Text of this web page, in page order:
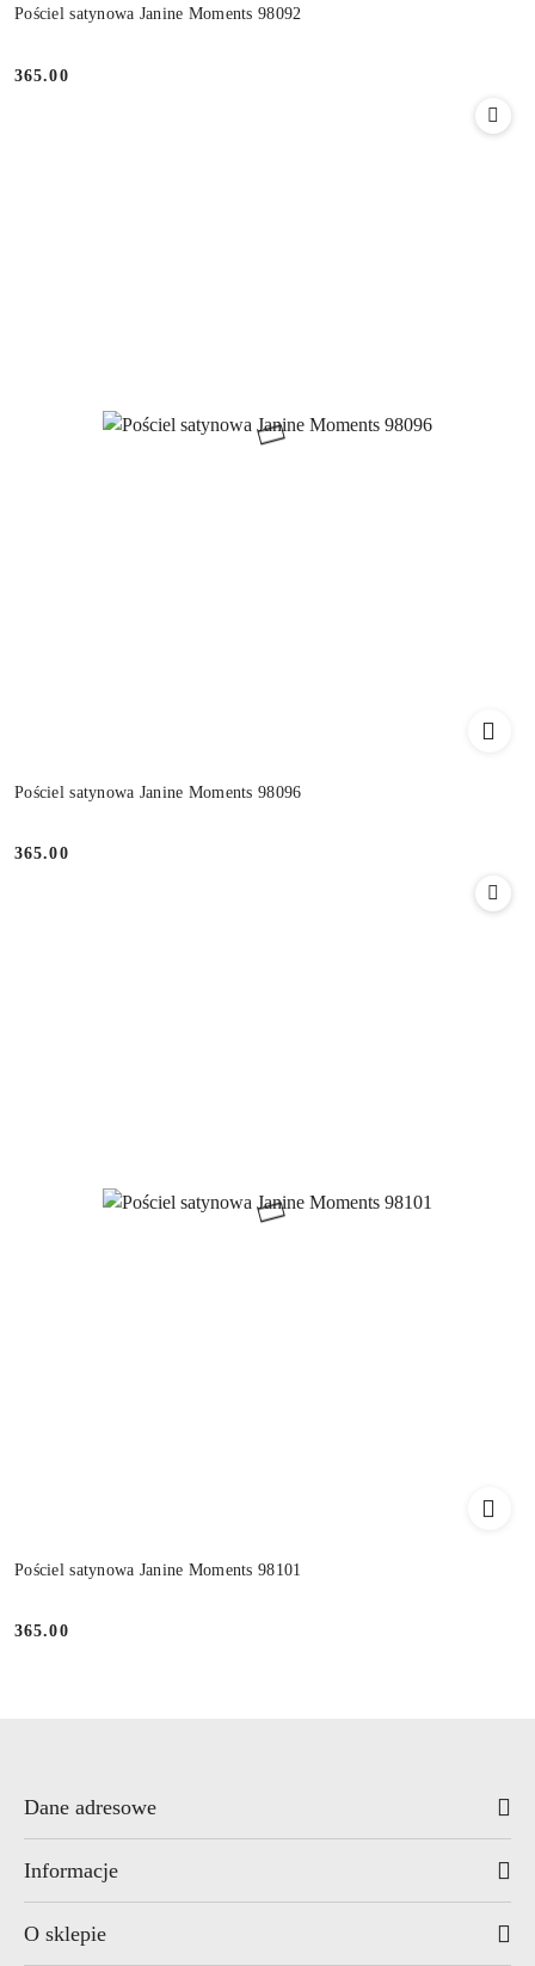
Pościel satynowa Janine Moments 98092
Cena:
365.00
Pościel satynowa Janine Moments 98096
Cena:
365.00
Pościel satynowa Janine Moments 98101
Cena:
365.00
Dane adresowe
Informacje
O sklepie